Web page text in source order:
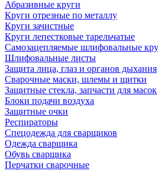
Абразивные круги
Круги отрезные по металлу
Круги зачистные
Круги лепестковые тарельчатые
Самозацепляемые шлифовальные
Шлифовальные листы
Защита лица, глаз и органов дыхания
Сварочные маски, шлемы и щитки
Защитные стекла, запчасти для масок
Блоки подачи воздуха
Защитные очки
Респираторы
Спецодежда для сварщиков
Одежда сварщика
Обувь сварщика
Перчатки сварочные